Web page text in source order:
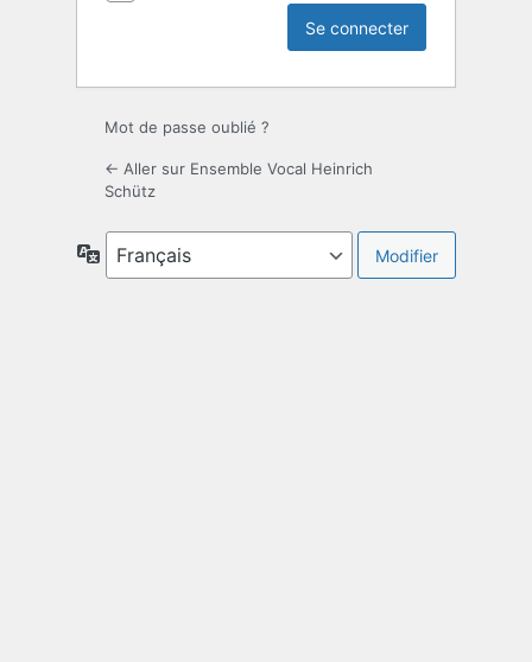
Mot de passe oublié ?
← Aller sur Ensemble Vocal Heinrich
Schütz
Langue